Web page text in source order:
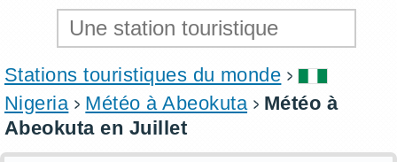
Stations touristiques du monde
Nigeria
Météo à Abeokuta
Météo à
Abeokuta en Juillet